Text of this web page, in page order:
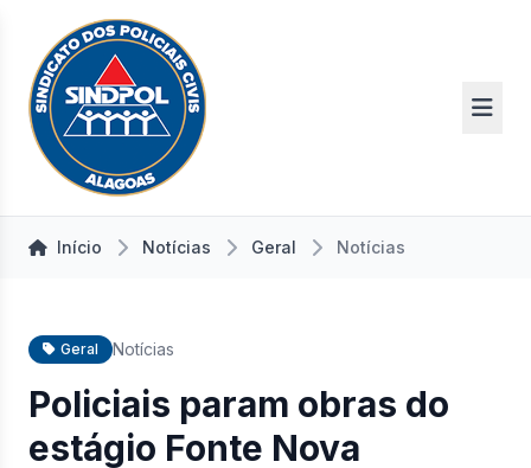
Início Notícias Geral Notícias
Geral Notícias
Policiais param obras do
estágio Fonte Nova